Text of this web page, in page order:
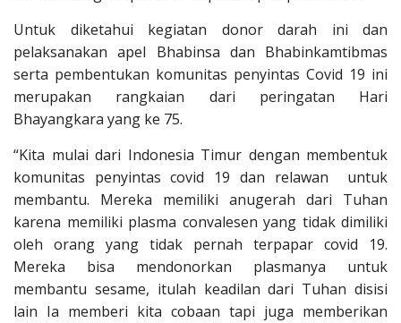
Untuk diketahui kegiatan donor darah ini dan
pelaksanakan apel Bhabinsa dan Bhabinkamtibmas
serta pembentukan komunitas penyintas Covid 19 ini
merupakan rangkaian dari peringatan Hari
Bhayangkara yang ke 75.
“Kita mulai dari Indonesia Timur dengan membentuk
komunitas penyintas covid 19 dan relawan untuk
membantu. Mereka memiliki anugerah dari Tuhan
karena memiliki plasma convalesen yang tidak dimiliki
oleh orang yang tidak pernah terpapar covid 19.
Mereka bisa mendonorkan plasmanya untuk
membantu sesame, itulah keadilan dari Tuhan disisi
lain Ia memberi kita cobaan tapi juga memberikan